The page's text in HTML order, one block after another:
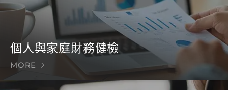
個人與家庭財務健檢
MORE